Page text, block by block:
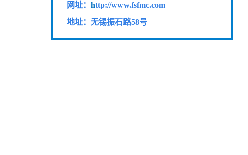
网址： http://www.fsfmc.com
地址：无锡振石路58号